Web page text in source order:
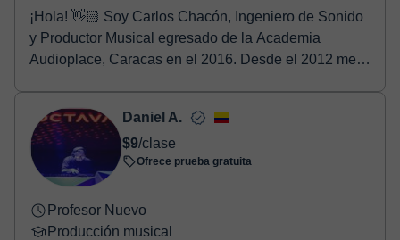
¡Hola! 👋🏻 Soy Carlos Chacón, Ingeniero de Sonido
y Productor Musical egresado de la Academia
Audioplace, Caracas en el 2016. Desde el 2012 me
Daniel A.
$9/clase
Ofrece prueba gratuita
Profesor Nuevo
Producción musical